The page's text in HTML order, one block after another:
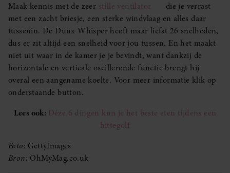
Maak kennis met de zeer stille ventilator
die je verrast
met een zacht briesje, een sterke windvlaag en alles daar
tussenin. De Duux Whisper heeft maar liefst 26 snelheden,
dus er zit altijd een snelheid voor jou tussen. En het maakt
niet uit waar in de kamer je je bevindt, want dankzij de
horizontale en verticale oscillerende functie brengt hij
overal een aangename koelte. Voor meer informatie klik op
onderstaande button.
Lees ook: Déze 6 dingen kun je het beste eten tijdens een
hittegolf
Foto: GettyImages
Bron: OhMyMag.co.uk